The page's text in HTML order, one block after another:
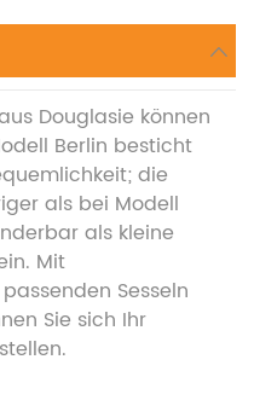
Douglasie können
Berlin besticht
die
als bei Modell
als kleine
Mit
Sesseln
Sie sich Ihr